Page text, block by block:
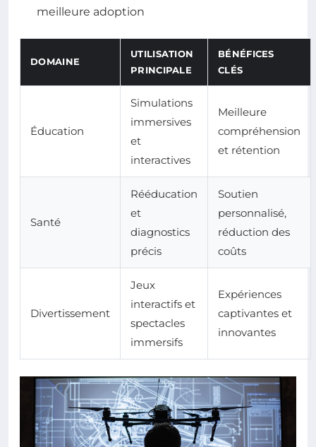
meilleure adoption
DOMAINE
UTILISATION
PRINCIPALE
BÉNÉFICES
CLÉS
Éducation
Simulations
immersives
et
interactives
Meilleure
compréhension
et rétention
Santé
Rééducation
et
diagnostics
précis
Soutien
personnalisé,
réduction des
coûts
Divertissement
Jeux
interactifs et
spectacles
immersifs
Expériences
captivantes et
innovantes